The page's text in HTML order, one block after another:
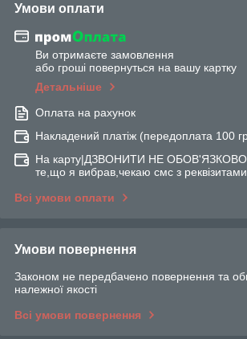
Умови оплати
Ви отримаєте замовлення
або гроші повернуться на вашу картку
Детальніше
Оплата на рахунок
Накладений платіж (передоплата 100
На карту|ДЗВОНИТИ НЕ
те,що я вибрав,чекаю смс з
Всі умови оплати
Умови повернення
Законом не передбачено повернення та
належної якості
Всі умови повернення